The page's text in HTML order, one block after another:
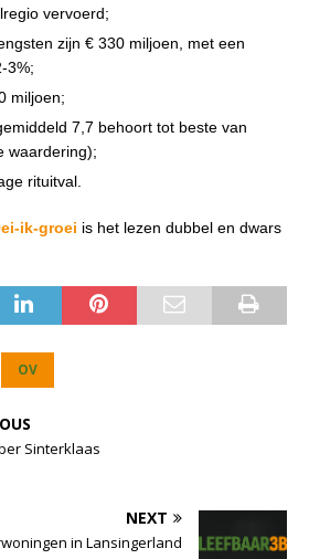
vervoerd;
zijn € 330 miljoen, met een
3%;
miljoen;
7,7 behoort tot beste van
waardering);
rituitval.
ik-groei is het lezen dubbel en dwars
OV
Sinterklaas
NEXT
in Lansingerland